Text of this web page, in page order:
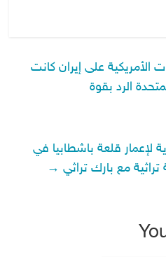
الأمريكية على إيران كانت
الرد بقوة
لإعمار قلعة باشطابيا في
مع بارك تراثي →